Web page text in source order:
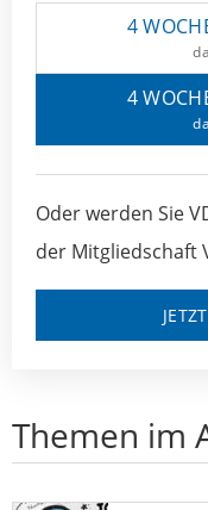
4
4
Oder werden Sie
der Mitgliedschaft
Themen im